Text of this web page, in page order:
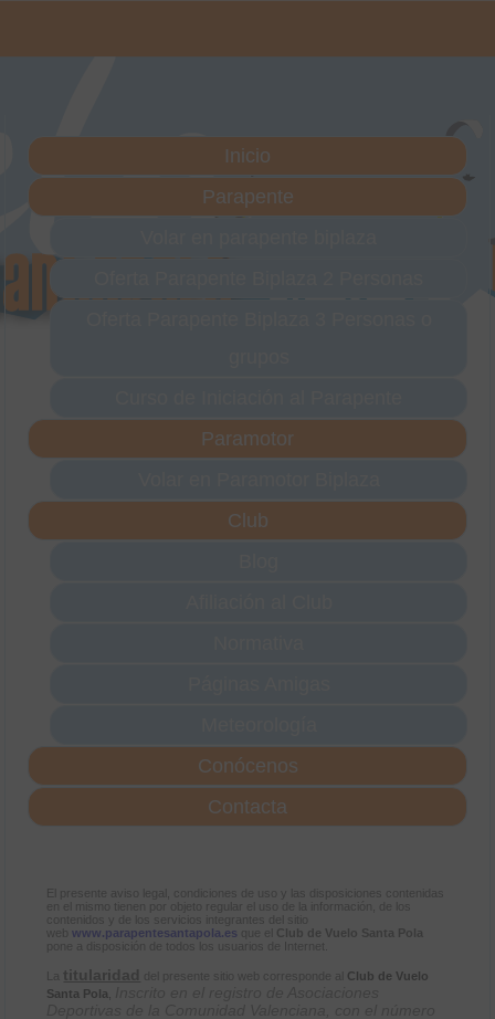
Inicio
Parapente
Paramotor
Club
Conócenos
Contacta
El presente aviso legal, condiciones de uso y las disposiciones contenidas
en el mismo tienen por objeto regular el uso de la información, de los
contenidos y de los servicios integrantes del sitio
webwww.parapentesantapola.es
Club de Vuelo Santa Pola
pone a disposición de todos los usuarios de Internet.
La titularidad del presente sitio web corresponde al Club de Vuelo
Santa Pola,